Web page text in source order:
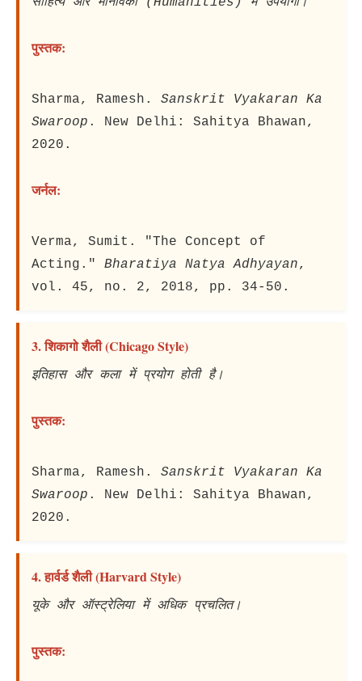
पुस्तक:
Sharma, Ramesh. Sanskrit Vyakaran Ka
Swaroop . New Delhi: Sahitya Bhawan,
2020.
जर्नल:
Verma, Sumit. "The Concept of
Acting." Bharatiya Natya Adhyayan,
vol. 45, no. 2, 2018, pp. 34-50.
3. शिकागो शैली (Chicago Style)
इतिहास और कला में प्रयोग होती है।
पुस्तक:
Sharma, Ramesh. Sanskrit Vyakaran Ka
Swaroop . New Delhi: Sahitya Bhawan,
2020.
4. हार्वर्ड शैली (Harvard Style)
यूके और ऑस्ट्रेलिया में अधिक प्रचलित।
पुस्तक: